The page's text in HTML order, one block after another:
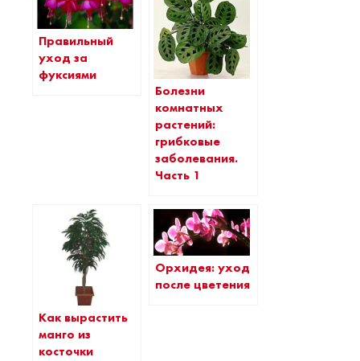
Правильный
уход за
фуксиями
Болезни
комнатных
растений:
грибковые
заболевания.
Часть 1
Как вырастить
манго из
косточки
Орхидея: уход
после цветения